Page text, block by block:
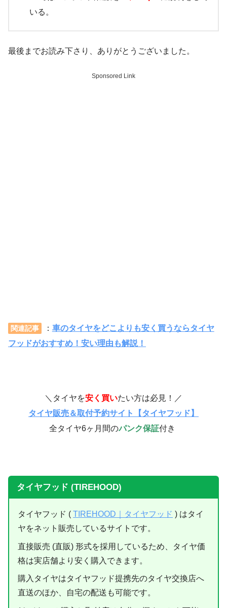
いる。
最後までお読み下さり、ありがとうございました。
Sponsored Link
関連記事 ： 車のタイヤをどこよりも安く買うならタイヤ
フッドがおすすめ！安い理由も解説！
＼タイヤを安く買いたい方は必見！／
タイヤ販売＆取付予約サイト【タイヤフッド】
全タイヤ6ヶ月間のパンク保証付き
タイヤフッド (TIREHOOD)
タイヤフッド (TIREHOOD｜タイヤフッド ) はタイ
ヤをネット販売しているサイトです。
直接販売 (直販) 形式を採用しているため、タイヤ価
格は実店舗より安く購入できます。
購入タイヤはタイヤフッド提携先のタイヤ交換店へ
直送のほか、自宅の配送も可能です。